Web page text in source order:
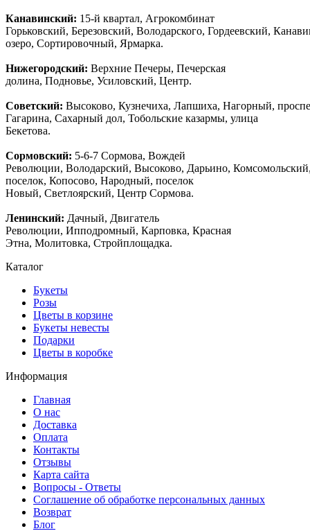
Канавинский: 15-й квартал, Агрокомбинат
Горьковский, Березовский, Володарского, Гордеевский,
озеро, Сортировочный, Ярмарка.
Нижегородский: Верхние Печеры, Печерская
долина, Подновье, Усиловский, Центр.
Советский: Высоково, Кузнечиха, Лапшиха, Нагорный,
Гагарина, Сахарный дол, Тобольские казармы, улица
Бекетова.
Сормовский: 5-6-7 Сормова, Вождей
Революции, Володарский, Высоково, Дарьино,
поселок, Копосово, Народный, поселок
Новый, Светлоярский, Центр Сормова.
Ленинский: Дачный, Двигатель
Революции, Ипподромный, Карповка, Красная
Этна, Молитовка, Стройплощадка.
Каталог
Букеты
Розы
Цветы в корзине
Букеты невесты
Подарки
Цветы в коробке
Информация
Главная
О нас
Доставка
Оплата
Контакты
Отзывы
Карта сайта
Вопросы - Ответы
Соглашение об обработке персональных данных
Возврат
Блог